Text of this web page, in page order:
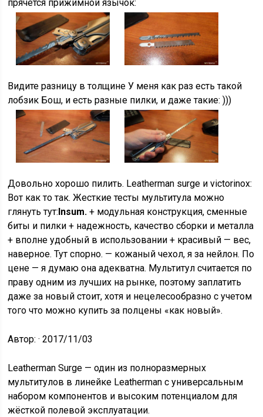
прячется прижимной язычок:
Видите разницу в толщине У меня как раз есть такой
лобзик Бош, и есть разные пилки, и даже такие: )))
Довольно хорошо пилить. Leatherman surge и victorinox:
Вот как то так. Жесткие тесты мультитула можно
глянуть тут: Insum. + модульная конструкция, сменные
биты и пилки + надежность, качество сборки и металла
+ вполне удобный в использовании + красивый — вес,
наверное. Тут спорно. — кожаный чехол, я за нейлон. По
цене — я думаю она адекватна. Мультитул считается по
праву одним из лучших на рынке, поэтому заплатить
даже за новый стоит, хотя и нецелесообразно с учетом
того что можно купить за полцены «как новый».
Автор: ·2017/11/03
Leatherman Surge — один из полноразмерных
мультитулов в линейке Leatherman с универсальным
набором компонентов и высоким потенциалом для
жёсткой полевой эксплуатации.